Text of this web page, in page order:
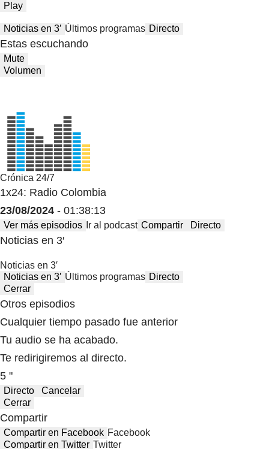
Play
Noticias en 3′ Últimos programas Directo
Estas escuchando
Mute
Volumen
Crónica 24/7
1x24: Radio Colombia
23/08/2024 - 01:38:13
Ver más episodios Ir al podcast Compartir Directo
Noticias en 3′
Noticias en 3′
Noticias en 3′ Últimos programas Directo
Cerrar
Otros episodios
Cualquier tiempo pasado fue anterior
Tu audio se ha acabado.
Te redirigiremos al directo.
5 "
Directo
Cancelar
Cerrar
Compartir
Compartir en Facebook Facebook
Compartir en Twitter Twitter